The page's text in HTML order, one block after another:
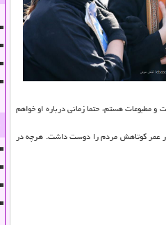
مطبوعات هستم، حتما زمانی درباره او خواهم
در عمر کوتاهش مردم را دوست داشت. هرچه در